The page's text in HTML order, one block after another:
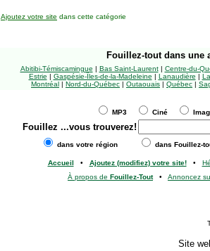
Ajoutez votre site dans cette catégorie
Fouillez-tout dans une
Abitibi-Témiscamingue | Bas Saint-Laurent| Centre-du-
Estrie | Gaspésie-Îles-de-la-Madeleine | Lanaudière |
Montréal | Nord-du-Québec | Outaouais | Québec |
MP3 Ciné
Fouillez ...vous trouverez!
dans votre région dans Fouillez-
Accueil • Ajoutez (modifiez) votre site!•
À propos de Fouillez-Tout• Annoncez
Site